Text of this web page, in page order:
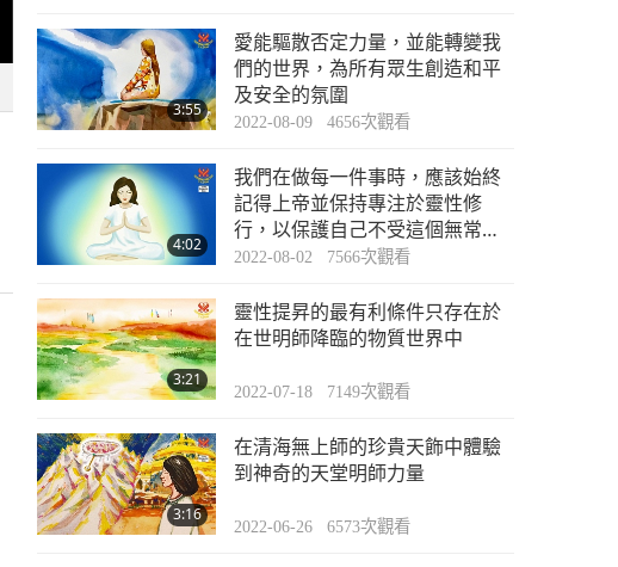
3:55
愛能驅散否定力量，並能轉變我
們的世界，為所有眾生創造和平
及安全的氛圍
2022-08-09 4656次觀看
4:02
我們在做每一件事時，應該始終
記得上帝並保持專注於靈性修
行，以保護自己不受這個無常世
界的影響
2022-08-02 7566次觀看
3:21
靈性提昇的最有利條件只存在於
在世明師降臨的物質世界中
2022-07-18 7149次觀看
3:16
在清海無上師的珍貴天飾中體驗
到神奇的天堂明師力量
2022-06-26 6573次觀看